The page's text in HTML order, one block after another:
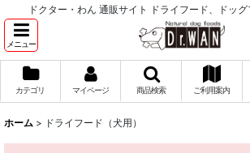
ドクター・わん 通販サイト ドライフード、ドッグ
メニュー
カテゴリ マイページ 商品検索 ご利用案内
ホーム > ドライフード（犬用）